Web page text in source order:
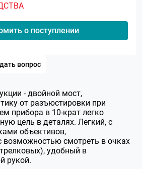
о поступлении
вопрос
- двойной мост,
от разъюстировки при
прибора в 10-крат легко
цель в деталях. Легкий, с
объективов,
возможностью смотреть в очках
удобный в
рукой.